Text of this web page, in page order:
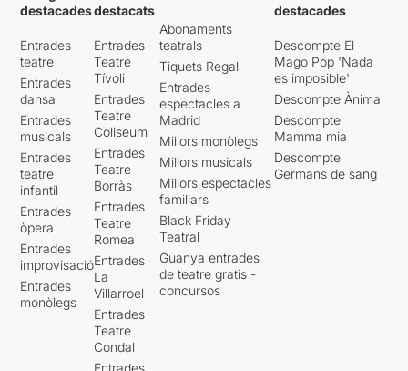
destacades
Entrades
teatre
Entrades
dansa
Entrades
musicals
Entrades
teatre
infantil
Entrades
òpera
Entrades
improvisació
Entrades
monòlegs
destacats
Entrades
Teatre
Tívoli
Entrades
Teatre
Coliseum
Entrades
Teatre
Borràs
Entrades
Teatre
Romea
Entrades
La
Villarroel
Entrades
Teatre
Condal
Entrades
Abonaments
teatrals
Tiquets Regal
Entrades
espectacles a
Madrid
Millors monòlegs
Millors musicals
Millors espectacles
familiars
Black Friday
Teatral
Guanya entrades
de teatre gratis -
concursos
destacades
Descompte El
Mago Pop 'Nada
es imposible'
Descompte Ànima
Descompte
Mamma mia
Descompte
Germans de sang